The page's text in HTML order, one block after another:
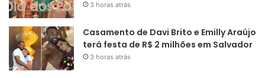
3 horas atrás
Casamento de Davi Brito e Emilly Araújo
terá festa de R$ 2 milhões em Salvador
3 horas atrás